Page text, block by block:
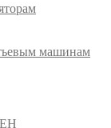
машинам